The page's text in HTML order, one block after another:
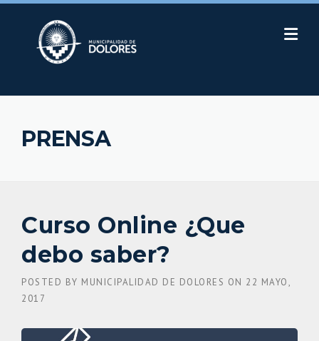
Skip
PRENSA
Curso Online ¿Que
debo saber?
POSTED BY MUNICIPALIDAD DE DOLORES ON 22 MAYO,
2017